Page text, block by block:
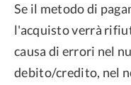
Se il metodo di
l'acquisto verrà
causa di errori nel
debito/credito, nel